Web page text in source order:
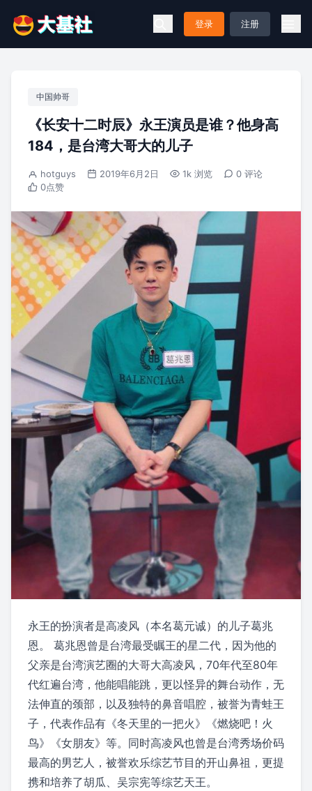
登录 注册
中国帅哥
《长安十二时辰》永王演员是谁？他身高
184，是台湾大哥大的儿子
hotguys 2019年6月2日 1k 浏览
0 评论
0点赞
永王的扮演者是高凌风（本名葛元诚）的儿子葛兆
恩。 葛兆恩曾是台湾最受瞩王的星二代，因为他的
父亲是台湾演艺圈的大哥大高凌风，70年代至80年
代红遍台湾，他能唱能跳，更以怪异的舞台动作，无
法伸直的颈部，以及独特的鼻音唱腔，被誉为青蛙王
子，代表作品有《冬天里的一把火》《燃烧吧！火
鸟》《女朋友》等。同时高凌风也曾是台湾秀场价码
最高的男艺人，被誉欢乐综艺节目的开山鼻祖，更提
携和培养了胡瓜、吴宗宪等综艺天王。